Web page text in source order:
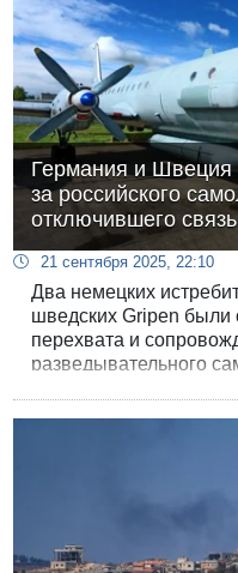
Германия и Швеция
за российского
отключившего связь
21 сентября 2025, 22:10
Два немецких
шведских Gripen были
перехвата и
разведывательного